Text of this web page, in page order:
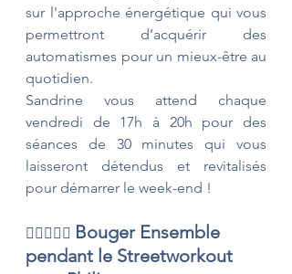
sur l'approche énergétique qui vous
permettront d’acquérir des
automatismes pour un mieux-être au
quotidien.
Sandrine vous attend chaque
vendredi de 17h à 20h pour des
séances de 30 minutes qui vous
laisseront détendus et revitalisés
pour démarrer le week-end !
🏋🏻‍♀️💪🏼 Bouger Ensemble
pendant le Streetworkout